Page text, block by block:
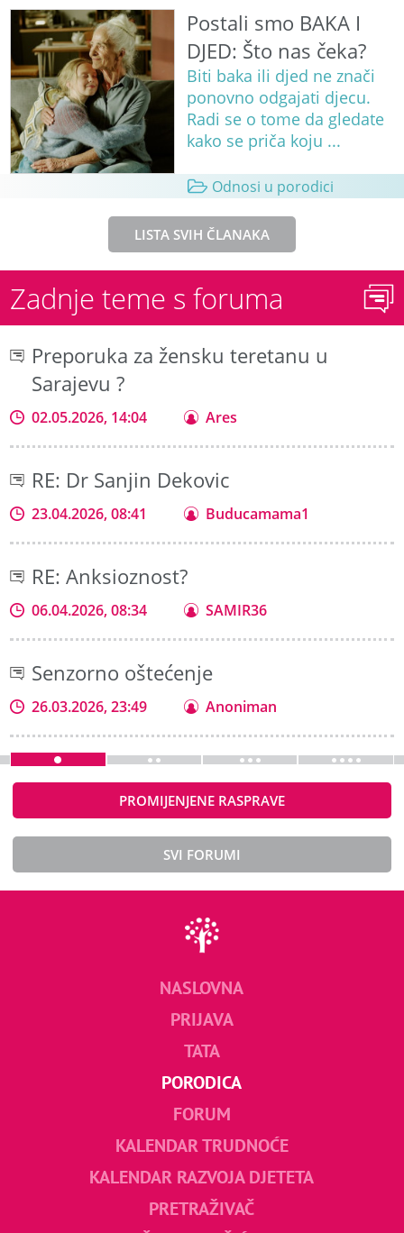
Postali smo BAKA I
DJED: Što nas čeka?
Biti baka ili djed ne znači
ponovno odgajati djecu.
Radi se o tome da gledate
kako se priča koju ...
Odnosi u porodici
LISTA SVIH ČLANAKA
Zadnje teme s foruma
Preporuka za žensku teretanu u
Sarajevu ?
02.05.2026, 14:04 Ares
RE: Dr Sanjin Dekovic
23.04.2026, 08:41 Buducamama1
RE: Anksioznost?
06.04.2026, 08:34 SAMIR36
Senzorno oštećenje
26.03.2026, 23:49 Anoniman
PROMIJENJENE RASPRAVE
SVI FORUMI
NASLOVNA
PRIJAVA
TATA
PORODICA
FORUM
KALENDAR TRUDNOĆE
KALENDAR RAZVOJA DJETETA
PRETRAŽIVAČ